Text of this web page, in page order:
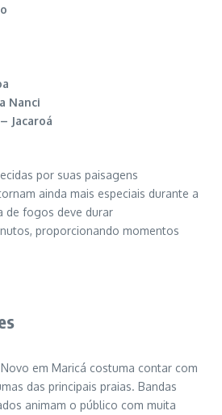
Nanci
Jacaroá
por suas paisagens
ainda mais especiais durante a
de fogos deve durar
proporcionando momentos
em Maricá costuma contar com
das principais praias. Bandas
animam o público com muita